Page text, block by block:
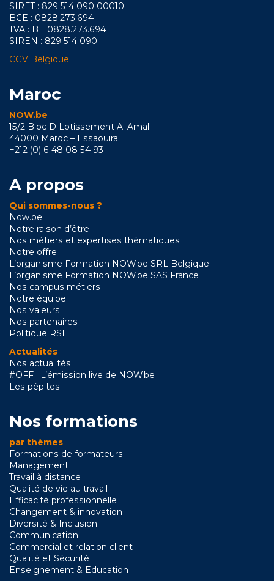
SIRET : 829 514 090 00010
BCE : 0828.273.694
TVA : BE 0828.273.694
SIREN : 829 514 090
CGV Belgique
Maroc
NOW.be
15/2 Bloc D Lotissement Al Amal
44000 Maroc – Essaouira
+212 (0) 6 48 08 54 93
A propos
Qui sommes-nous ?
Now.be
Notre raison d’être
Nos métiers et expertises thématiques
Notre offre
L’organisme Formation NOW.be SRL Belgique
L’organisme Formation NOW.be SAS France
Nos campus métiers
Notre équipe
Nos valeurs
Nos partenaires
Politique RSE
Actualités
Nos actualités
#OFF l L’émission live de NOW.be
Les pépites
Nos formations
par thèmes
Formations de formateurs
Management
Travail à distance
Qualité de vie au travail
Efficacité professionnelle
Changement & innovation
Diversité & Inclusion
Communication
Commercial et relation client
Qualité et Sécurité
Enseignement & Education